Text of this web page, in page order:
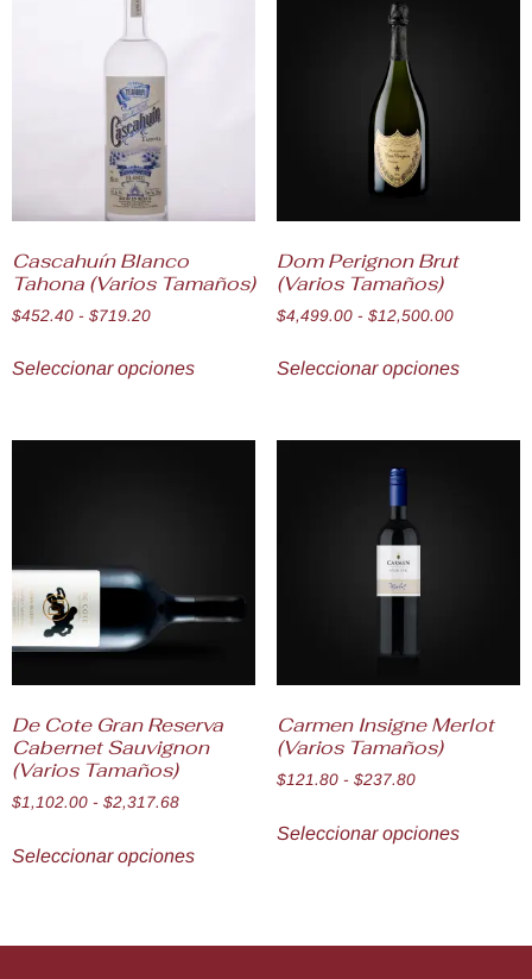
Cascahuín Blanco
Tahona (Varios Tamaños)
$452.40 - $719.20
Seleccionar opciones
Dom Perignon Brut
(Varios Tamaños)
$4,499.00 - $12,500.00
Seleccionar opciones
De Cote Gran Reserva
Cabernet Sauvignon
(Varios Tamaños)
$1,102.00 - $2,317.68
Seleccionar opciones
Carmen Insigne Merlot
(Varios Tamaños)
$121.80 - $237.80
Seleccionar opciones